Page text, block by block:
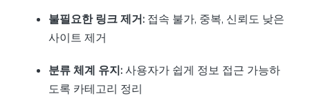
불필요한 링크 제거: 접속 불가, 중복, 신뢰도 낮은
사이트 제거
분류 체계 유지:사용자가 쉽게 정보 접근 가능하
도록 카테고리 정리